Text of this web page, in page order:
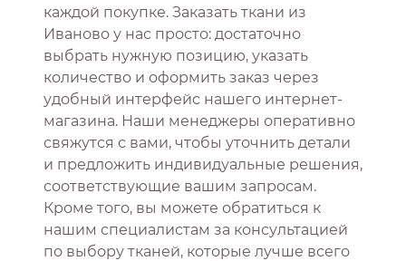
каждой покупке. Заказать ткани из
Иваново у нас просто: достаточно
выбрать нужную позицию, указать
количество и оформить заказ через
удобный интерфейс нашего интернет-
магазина. Наши менеджеры оперативно
свяжутся с вами, чтобы уточнить детали
и предложить индивидуальные решения,
соответствующие вашим запросам.
Кроме того, вы можете обратиться к
нашим специалистам за консультацией
по выбору тканей, которые лучше всего